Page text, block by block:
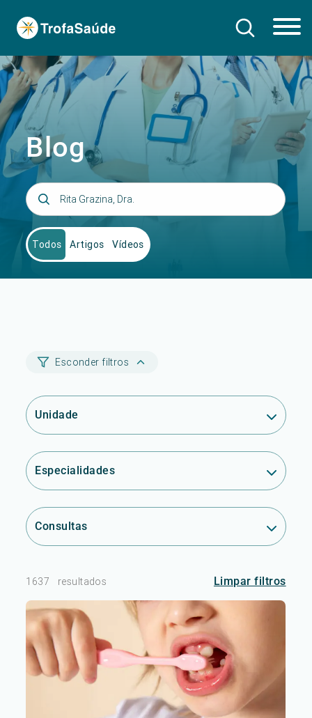
Blog
Todos Artigos Vídeos
Esconder filtros
Unidade
Especialidades
Consultas
1637 resultados Limpar filtros